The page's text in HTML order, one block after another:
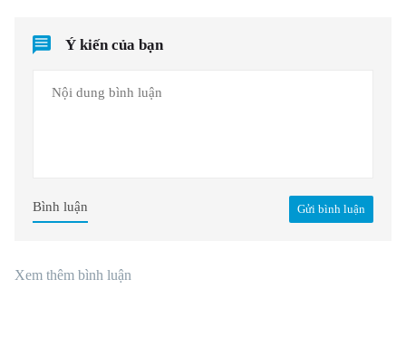
Ý kiến của bạn
Gửi bình luận
Bình luận
Xem thêm bình luận